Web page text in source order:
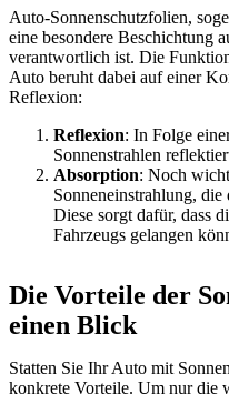
Auto-Sonnenschutzfolien,
eine besondere Beschichtung
verantwortlich ist. Die
Auto beruht dabei auf einer
Reflexion:
Reflexion: In Folge
Sonnenstrahlen
Absorption: Noch
Sonneneinstrahlung,
Diese sorgt dafür, dass
Fahrzeugs gelangen
Die Vorteile der
einen Blick
Statten Sie Ihr Auto mit
konkrete Vorteile. Um nur die